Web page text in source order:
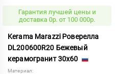
Гарантия лучшей цены и
доставка 0р. от 100 000р.
Kerama Marazzi Роверелла
DL200600R20 Бежевый
керамогранит 30x60
Материал: